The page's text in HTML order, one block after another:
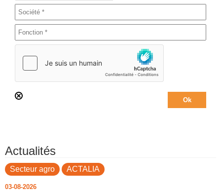
Actualités
Secteur agro ACTALIA
03-08-2026